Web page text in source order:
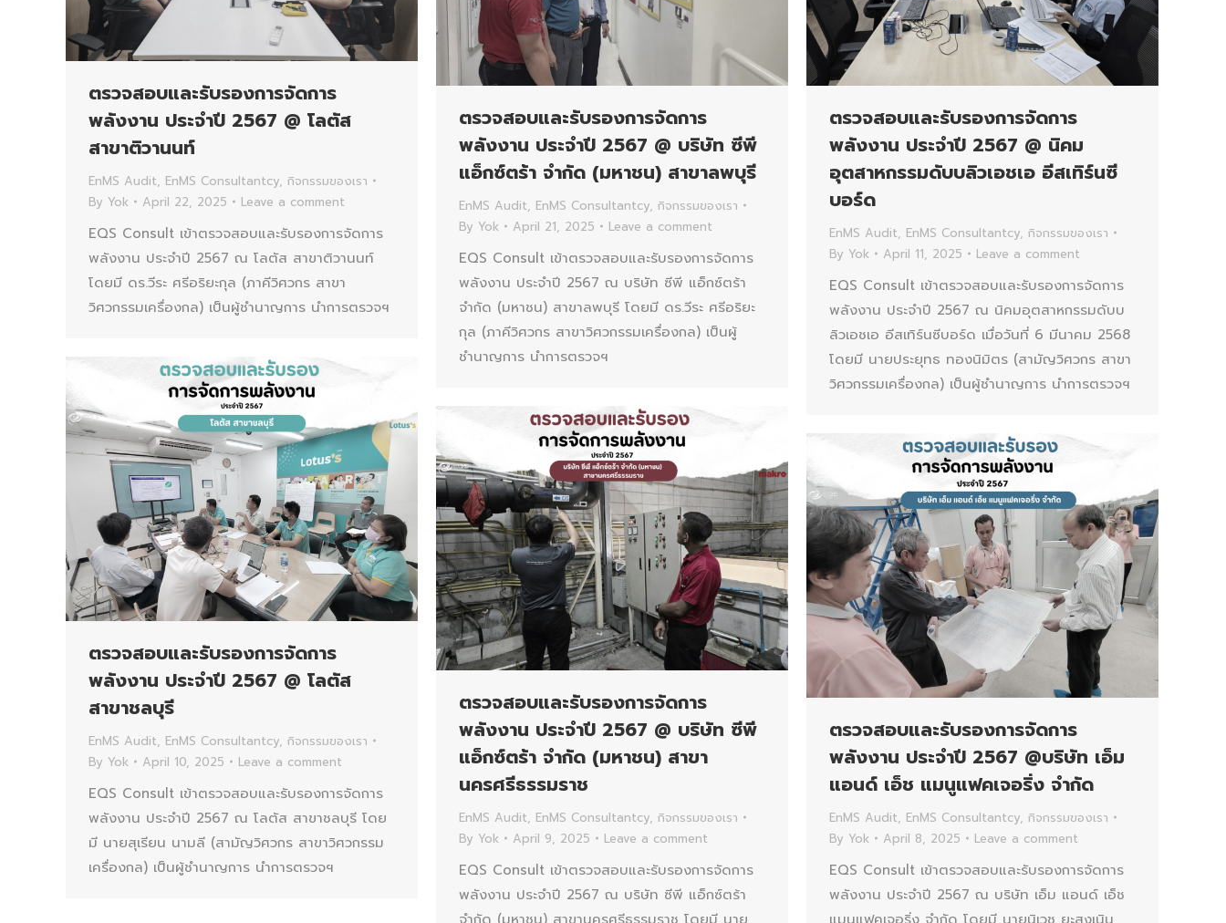
ตรวจสอบและรับรองการจัดการ
พลังงาน ประจำปี 2567 @ โลตัส
สาขาติวานนท์
EnMS Audit, EnMS Consultantcy, กิจกรรมของเรา
By Yok April 22, 2025 Leave a comment
EQS Consult เข้าตรวจสอบและรับรองการจัดการ
พลังงาน ประจำปี 2567 ณ โลตัส สาขาติวานนท์
โดยมี ดร.วีระ ศรีอริยะกุล (ภาคีวิศวกร สาขา
วิศวกรรมเครื่องกล) เป็นผู้ชำนาญการ นำการตรวจฯ
ตรวจสอบและรับรองการจัดการ
พลังงาน ประจำปี 2567 @ บริษัท ซีพี
แอ็กซ์ตร้า จำกัด (มหาชน) สาขาลพบุรี
EnMS Audit, EnMS Consultantcy, กิจกรรมของเรา
By Yok April 21, 2025 Leave a comment
EQS Consult เข้าตรวจสอบและรับรองการจัดการ
พลังงาน ประจำปี 2567 ณ บริษัท ซีพี แอ็กซ์ตร้า
จำกัด (มหาชน) สาขาลพบุรี โดยมี ดร.วีระ ศรีอริยะ
กุล (ภาคีวิศวกร สาขาวิศวกรรมเครื่องกล) เป็นผู้
ชำนาญการ นำการตรวจฯ
ตรวจสอบและรับรองการจัดการ
พลังงาน ประจำปี 2567 @ นิคม
อุตสาหกรรมดับบลิวเอชเอ อีสเทิร์นซี
บอร์ด
EnMS Audit, EnMS Consultantcy, กิจกรรมของเรา
By Yok April 11, 2025 Leave a comment
EQS Consult เข้าตรวจสอบและรับรองการจัดการ
พลังงาน ประจำปี 2567 ณ นิคมอุตสาหกรรมดับบ
ลิวเอชเอ อีสเทิร์นซีบอร์ด เมื่อวันที่ 6 มีนาคม 2568
โดยมี นายประยุทธ ทองนิมิตร (สามัญวิศวกร สาขา
วิศวกรรมเครื่องกล) เป็นผู้ชำนาญการ นำการตรวจฯ
ตรวจสอบและรับรองการจัดการ
พลังงาน ประจำปี 2567 @ โลตัส
สาขาชลบุรี
EnMS Audit, EnMS Consultantcy, กิจกรรมของเรา
By Yok April 10, 2025 Leave a comment
EQS Consult เข้าตรวจสอบและรับรองการจัดการ
พลังงาน ประจำปี 2567 ณ โลตัส สาขาชลบุรี โดย
มี นายสุเรียน นามลี (สามัญวิศวกร สาขาวิศวกรรม
เครื่องกล) เป็นผู้ชำนาญการ นำการตรวจฯ
ตรวจสอบและรับรองการจัดการ
พลังงาน ประจำปี 2567 @ บริษัท ซีพี
แอ็กซ์ตร้า จำกัด (มหาชน) สาขา
นครศรีธรรมราช
EnMS Audit, EnMS Consultantcy, กิจกรรมของเรา
By Yok April 9, 2025 Leave a comment
EQS Consult เข้าตรวจสอบและรับรองการจัดการ
พลังงาน ประจำปี 2567 ณ บริษัท ซีพี แอ็กซ์ตร้า
ตรวจสอบและรับรองการจัดการ
พลังงาน ประจำปี 2567 @บริษัท เอ็ม
แอนด์ เอ็ช แมนูแฟคเจอริ่ง จำกัด
EnMS Audit, EnMS Consultantcy, กิจกรรมของเรา
By Yok April 8, 2025 Leave a comment
EQS Consult เข้าตรวจสอบและรับรองการจัดการ
พลังงาน ประจำปี 2567 ณ บริษัท เอ็ม แอนด์ เอ็ช